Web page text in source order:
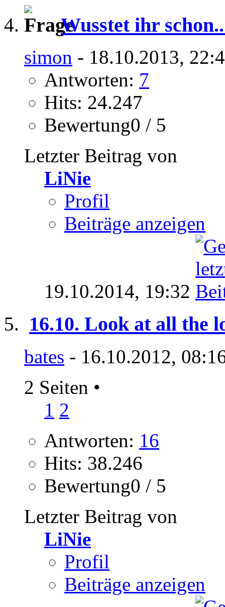
Wusstet ihr
simon - 18.10.2013,
Antworten: 7
Hits: 24.247
Bewertung0 / 5
Letzter Beitrag von
LiNie
Profil
Beiträge anzeigen
19.10.2014, 19:32
16.10. Look at all the
bates - 16.10.2012,
2 Seiten •
1 2
Antworten: 16
Hits: 38.246
Bewertung0 / 5
Letzter Beitrag von
LiNie
Profil
Beiträge anzeigen